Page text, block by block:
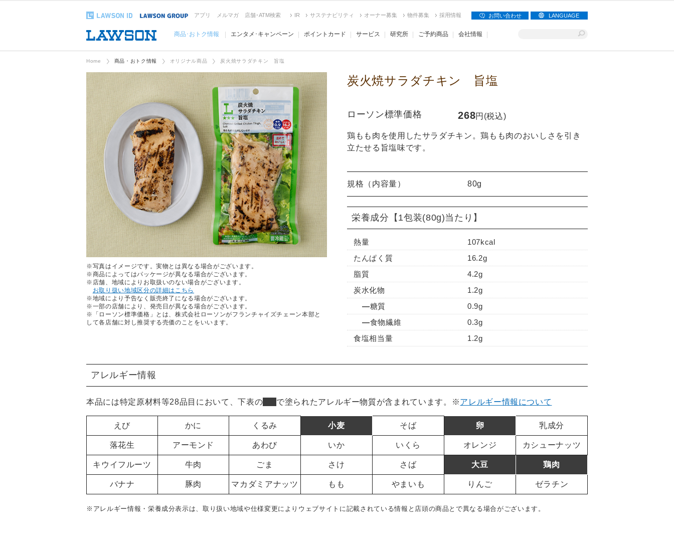
アプリ メルマガ 店舗･ATM検索 IR サステナビリティ オーナー募集 物件募集 採用情報 お問い合わせ LANGUAGE
商品･おトク情報 エンタメ･キャンペーン ポイントカード サービス 研究所 ご予約商品 会社情報
Home 商品・おトク情報 オリジナル商品 炭火焼サラダチキン 旨塩
※写真はイメージです。実物とは異なる場合がございます。
※商品によってはパッケージが異なる場合がございます。
※店舗、地域によりお取扱いのない場合がございます。
お取り扱い地域区分の詳細はこちら
※地域により予告なく販売終了になる場合がございます。
※一部の店舗により、発売日が異なる場合がございます。
※「ローソン標準価格」とは、株式会社ローソンがフランチャイズチェーン本部と
して各店舗に対し推奨する売価のことをいいます。
炭火焼サラダチキン 旨塩
ローソン標準価格 268円(税込)
鶏もも肉を使用したサラダチキン。鶏もも肉のおいしさを引き
立たせる旨塩味です。
規格（内容量） 80g
栄養成分 【1包装(80g)当たり】
熱量
107kcal
たんぱく質
16.2g
脂質
4.2g
炭水化物
1.2g
糖質
0.9g
食物繊維
0.3g
食塩相当量
1.2g
アレルギー情報
本品には特定原材料等28品目において、下表の で塗られたアレルギー物質が含まれています。 ※アレルギー情報について
えび かに くるみ 小麦 そば 卵 乳成分
落花生 アーモンド あわび いか いくら オレンジ カシューナッツ
キウイフルーツ 牛肉 ごま さけ さば 大豆 鶏肉
バナナ 豚肉 マカダミアナッツ もも やまいも りんご ゼラチン
※アレルギー情報・栄養成分表示は、取り扱い地域や仕様変更によりウェブサイトに記載されている情報と店頭の商品とで異なる場合がございます。